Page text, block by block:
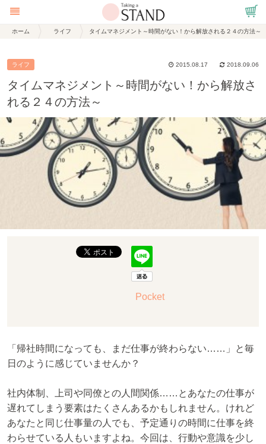
ホーム ライフ タイムマネジメント～時間がない！から解放される２４の方法～
ライフ 2018.09.06
2015.08.17
タイムマネジメント～時間がない！から解放さ
れる２４の方法～
Pocket
「帰社時間になっても、まだ仕事が終わらない……」と毎
日のように感じていませんか？
社内体制、上司や同僚との人間関係……とあなたの仕事が
遅れてしまう要素はたくさんあるかもしれません。けれど
あなたと同じ仕事量の人でも、予定通りの時間に仕事を終
わらせている人もいますよね。今回は、行動や意識を少し